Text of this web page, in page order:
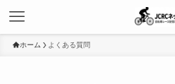
ホーム よくある質問